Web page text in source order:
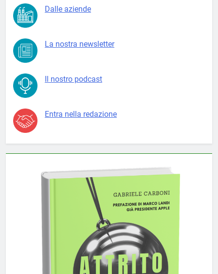
Dalle aziende
La nostra newsletter
Il nostro podcast
Entra nella redazione